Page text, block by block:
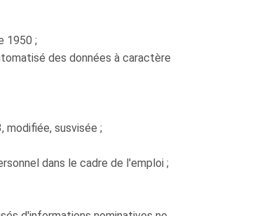
1950 ;
des données à caractère
modifiée, susvisée ;
dans le cadre de l'emploi ;